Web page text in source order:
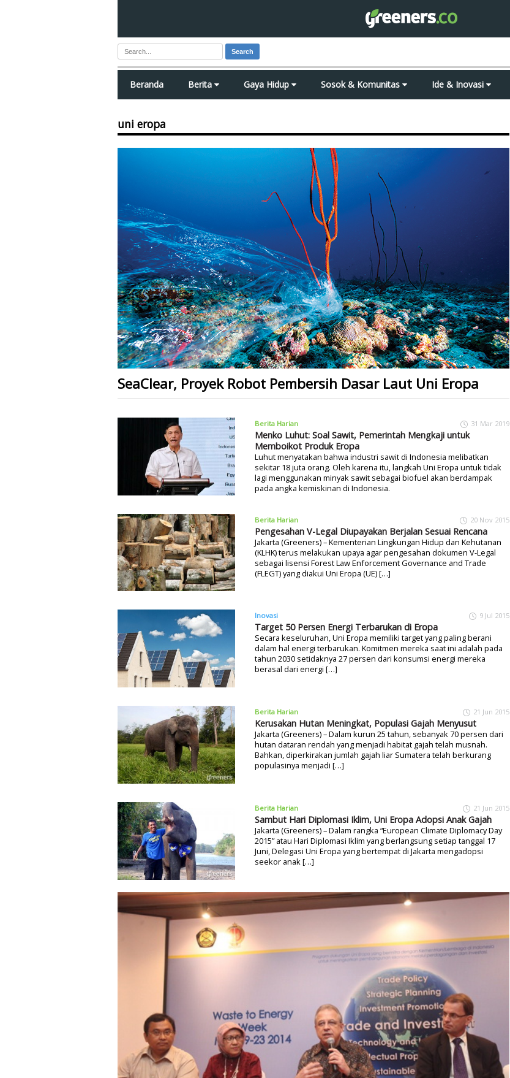
Search
Beranda Berita Gaya Hidup Sosok & Komunitas Ide & Inovasi
uni eropa
SeaClear, Proyek Robot Pembersih Dasar Laut Uni Eropa
Berita Harian 31 Mar 2019
Menko Luhut: Soal Sawit, Pemerintah Mengkaji untuk
Memboikot Produk Eropa
Luhut menyatakan bahwa industri sawit di Indonesia melibatkan
sekitar 18 juta orang. Oleh karena itu, langkah Uni Eropa untuk tidak
lagi menggunakan minyak sawit sebagai biofuel akan berdampak
pada angka kemiskinan di Indonesia.
Berita Harian 20 Nov 2015
Pengesahan V-Legal Diupayakan Berjalan Sesuai Rencana
Jakarta (Greeners) – Kementerian Lingkungan Hidup dan Kehutanan
(KLHK) terus melakukan upaya agar pengesahan dokumen V-Legal
sebagai lisensi Forest Law Enforcement Governance and Trade
(FLEGT) yang diakui Uni Eropa (UE) […]
Inovasi 9 Jul 2015
Target 50 Persen Energi Terbarukan di Eropa
Secara keseluruhan, Uni Eropa memiliki target yang paling berani
dalam hal energi terbarukan. Komitmen mereka saat ini adalah pada
tahun 2030 setidaknya 27 persen dari konsumsi energi mereka
berasal dari energi […]
Berita Harian 21 Jun 2015
Kerusakan Hutan Meningkat, Populasi Gajah Menyusut
Jakarta (Greeners) – Dalam kurun 25 tahun, sebanyak 70 persen dari
hutan dataran rendah yang menjadi habitat gajah telah musnah.
Bahkan, diperkirakan jumlah gajah liar Sumatera telah berkurang
populasinya menjadi […]
Berita Harian 21 Jun 2015
Sambut Hari Diplomasi Iklim, Uni Eropa Adopsi Anak Gajah
Jakarta (Greeners) – Dalam rangka “European Climate Diplomacy Day
2015” atau Hari Diplomasi Iklim yang berlangsung setiap tanggal 17
Juni, Delegasi Uni Eropa yang bertempat di Jakarta mengadopsi
seekor anak […]